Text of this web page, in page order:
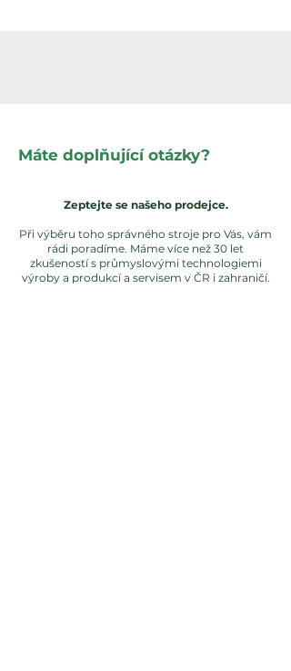
Máte doplňující otázky?
Zeptejte se našeho prodejce.
Při výběru toho správného stroje pro Vás, vám
rádi poradíme. Máme více než 30 let
zkušeností s průmyslovými technologiemi
výroby a produkcí a servisem v ČR i zahraničí.